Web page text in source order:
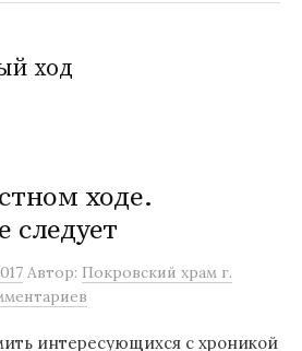
ход
ходе.
следует
Автор: Покровский храм г.
интересующихся с хроникой